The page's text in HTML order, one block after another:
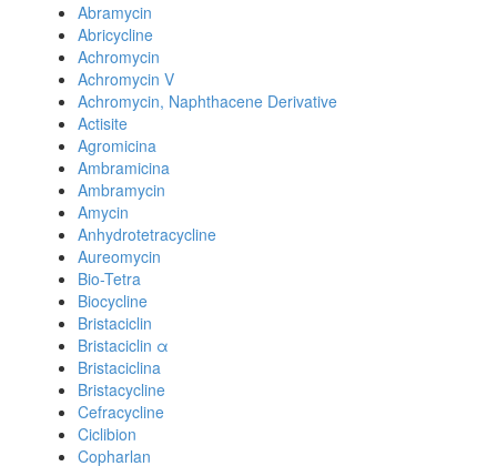
Abramycin
Abricycline
Achromycin
Achromycin V
Achromycin, Naphthacene Derivative
Actisite
Agromicina
Ambramicina
Ambramycin
Amycin
Anhydrotetracycline
Aureomycin
Bio-Tetra
Biocycline
Bristaciclin
Bristaciclin α
Bristaciclina
Bristacycline
Cefracycline
Ciclibion
Copharlan